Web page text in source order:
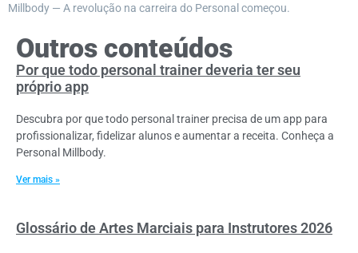
Millbody — A revolução na carreira do Personal começou.
Outros conteúdos
Por que todo personal trainer deveria ter seu
próprio app
Descubra por que todo personal trainer precisa de um app para
profissionalizar, fidelizar alunos e aumentar a receita. Conheça a
Personal Millbody.
Ver mais »
Glossário de Artes Marciais para Instrutores 2026